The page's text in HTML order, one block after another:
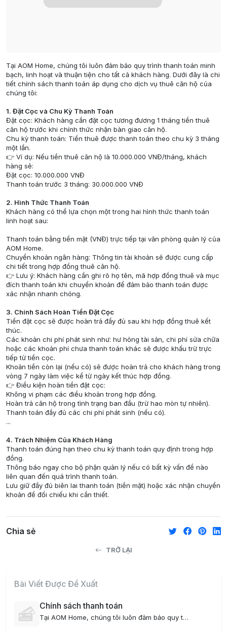
Tại AOM Home, chúng tôi luôn đảm bảo quy trình thanh toán minh
bạch, linh hoạt và thuận tiện cho tất cả khách hàng. Dưới đây là chi
tiết chính sách thanh toán áp dụng cho dịch vụ thuê căn hộ của
chúng tôi:
1. Đặt Cọc và Chu Kỳ Thanh Toán
Đặt cọc: Khách hàng cần đặt cọc tương đương 1 tháng tiền thuê
căn hộ trước khi chính thức nhận bàn giao căn hộ.
Chu kỳ thanh toán: Tiền thuê được thanh toán theo chu kỳ 3 tháng
một lần.
👉 Ví dụ: Nếu tiền thuê căn hộ là 10.000.000 VNĐ/tháng, khách
hàng sẽ:
Đặt cọc: 10.000.000 VNĐ
Thanh toán trước 3 tháng: 30.000.000 VNĐ
2. Hình Thức Thanh Toán
Khách hàng có thể lựa chọn một trong hai hình thức thanh toán
linh hoạt sau:
Thanh toán bằng tiền mặt (VNĐ) trực tiếp tại văn phòng quản lý của
AOM Home.
Chuyển khoản ngân hàng: Thông tin tài khoản sẽ được cung cấp
chi tiết trong hợp đồng thuê căn hộ.
👉 Lưu ý: Khách hàng cần ghi rõ họ tên, mã hợp đồng thuê và mục
đích thanh toán khi chuyển khoản để đảm bảo thanh toán được
xác nhận nhanh chóng.
3. Chính Sách Hoàn Tiền Đặt Cọc
Tiền đặt cọc sẽ được hoàn trả đầy đủ sau khi hợp đồng thuê kết
thúc.
Các khoản chi phí phát sinh như: hư hỏng tài sản, chi phí sửa chữa
hoặc các khoản phí chưa thanh toán khác sẽ được khấu trừ trực
tiếp từ tiền cọc.
Khoản tiền còn lại (nếu có) sẽ được hoàn trả cho khách hàng trong
vòng 7 ngày làm việc kể từ ngày kết thúc hợp đồng.
👉 Điều kiện hoàn tiền đặt cọc:
Không vi phạm các điều khoản trong hợp đồng.
Hoàn trả căn hộ trong tình trạng ban đầu (trừ hao mòn tự nhiên).
Thanh toán đầy đủ các chi phí phát sinh (nếu có).
...
4. Trách Nhiệm Của Khách Hàng
Thanh toán đúng hạn theo chu kỳ thanh toán quy định trong hợp
đồng.
Thông báo ngay cho bộ phận quản lý nếu có bất kỳ vấn đề nào
liên quan đến quá trình thanh toán.
Lưu giữ đầy đủ biên lai thanh toán (tiền mặt) hoặc xác nhận chuyển
khoản để đối chiếu khi cần thiết.
Chia sẻ
TRỞ LẠI
Bài Viết Được Đề Xuất
Chính sách thanh toán
Tại AOM Home, chúng tôi luôn đảm bảo quy trình thanh toán minh bạch, linh hoạt và thuận tiện cho tất cả khách hàng. Dưới đây là chi tiết chính sách thanh toán áp dụng cho dịch vụ thuê căn hộ của chúng tôi: